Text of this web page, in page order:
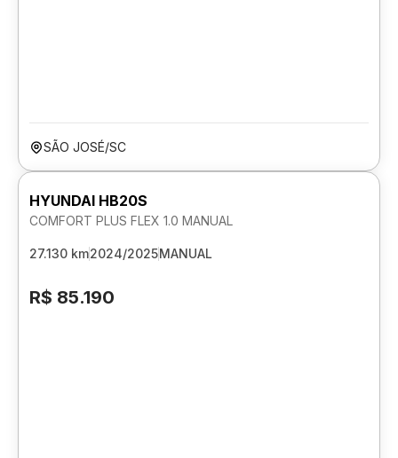
SÃO JOSÉ/SC
HYUNDAI HB20S
COMFORT PLUS FLEX 1.0 MANUAL
27.130 km2024/2025MANUAL
R$ 85.190